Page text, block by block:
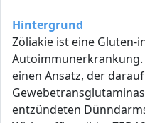
Hintergrund
Zöliakie ist eine Gluten-
Autoimmunerkrankung.
einen Ansatz, der
entzündeten